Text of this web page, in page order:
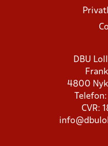
DBU
4800
CVR: